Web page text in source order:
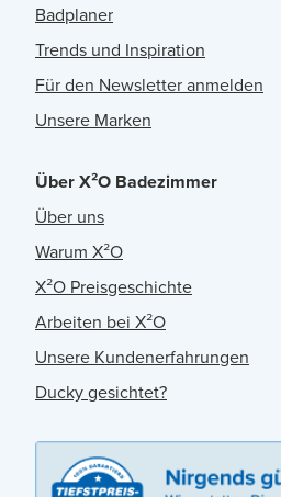
Badplaner
Trends und Inspiration
Für den Newsletter anmelden
Unsere Marken
Über X²O Badezimmer
Über uns
Warum X²O
X²O Preisgeschichte
Arbeiten bei X²O
Unsere Kundenerfahrungen
Ducky gesichtet?